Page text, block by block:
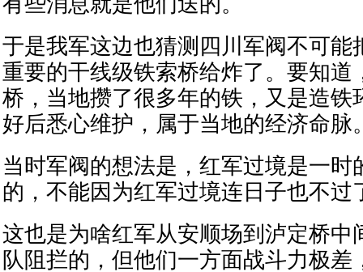
于是我军这边也猜测四川军阀不可能
重要的干线级铁索桥给炸了。要知道
桥，当地攒了很多年的铁，又是造铁
好后悉心维护，属于当地的经济命脉
当时军阀的想法是，红军过境是一时
的，不能因为红军过境连日子也不过
这也是为啥红军从安顺场到泸定桥中
队阻拦的，但他们一方面战斗力极差